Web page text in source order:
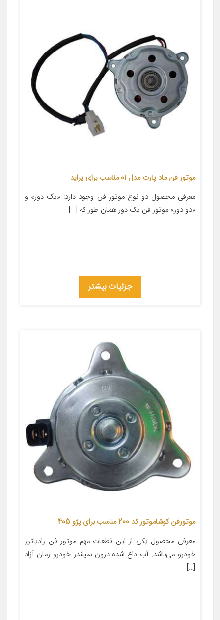
موتور فن ماد پارت مدل 01 مناسب برای پراید
معرفی محصول دو نوع موتور فن وجود دارد: «یک دور» و
«دو دور» موتور فن یک دور همان ‌طور که […]
جزئیات بیشتر
موتورفن کوشاموتور کد 200 مناسب برای پژو 405
معرفی محصول یکی از این قطعات مهم موتور فن رادیاتور
خودرو می‌باشد. آب داغ شده درون سیلندر خودرو زمان آزاد
[…]